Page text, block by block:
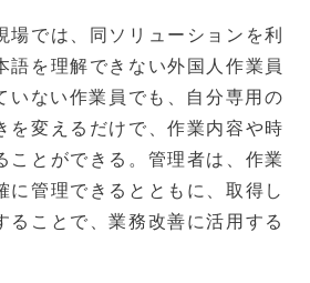
場では、同ソリューションを利
語を理解できない外国人作業員
いない作業員でも、自分専用の
を変えるだけで、作業内容や時
ことができる。管理者は、作業
に管理できるとともに、取得し
ることで、業務改善に活用する